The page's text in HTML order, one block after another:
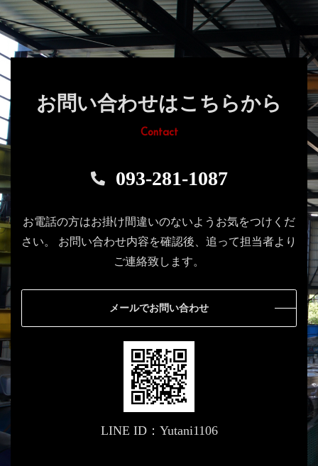
お問い合わせはこちらから
Contact
093-281-1087
お電話の方はお掛け間違いのないようお気をつけくだ
さい。
お問い合わせ内容を確認後、追って担当者より
ご連絡致します。
メールでお問い合わせ
LINE ID：Yutani1106